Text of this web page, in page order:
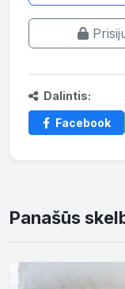
Dalintis:
Facebook
Panašūs